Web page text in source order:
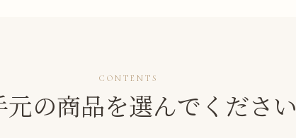
CONTENTS
元の商品を選んでください